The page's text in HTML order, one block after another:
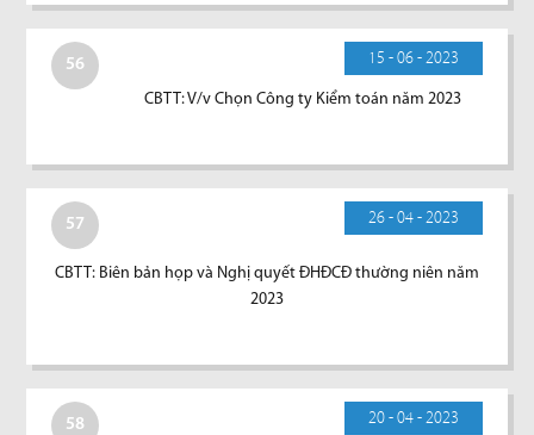
56 15 - 06 - 2023
CBTT: V/v Chọn Công ty Kiểm toán năm 2023
57 26 - 04 - 2023
CBTT: Biên bản họp và Nghị quyết ĐHĐCĐ thường niên năm
2023
58 20 - 04 - 2023